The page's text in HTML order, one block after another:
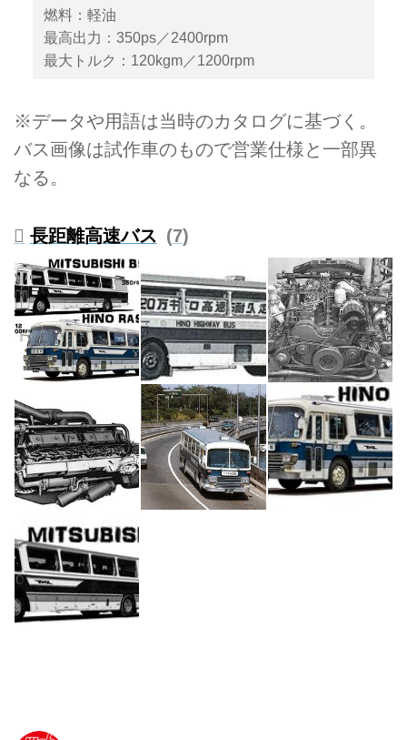
燃料：軽油
最高出力：350ps／2400rpm
最大トルク：120kgm／1200rpm
※データや用語は当時のカタログに基づく。
バス画像は試作車のもので営業仕様と一部異
なる。
長距離高速バス 7